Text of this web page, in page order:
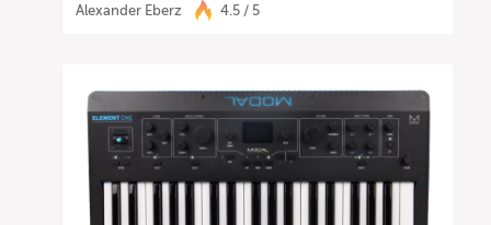
Alexander Eberz 4.5 / 5